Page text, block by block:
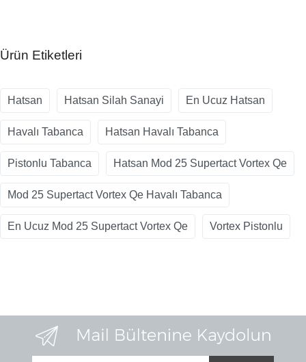
Ürün Etiketleri
Hatsan Hatsan Silah Sanayi En Ucuz Hatsan
Havalı Tabanca Hatsan Havalı Tabanca
Pistonlu Tabanca Hatsan Mod 25 Supertact Vortex Qe
Mod 25 Supertact Vortex Qe Havalı Tabanca
En Ucuz Mod 25 Supertact Vortex Qe Vortex Pistonlu